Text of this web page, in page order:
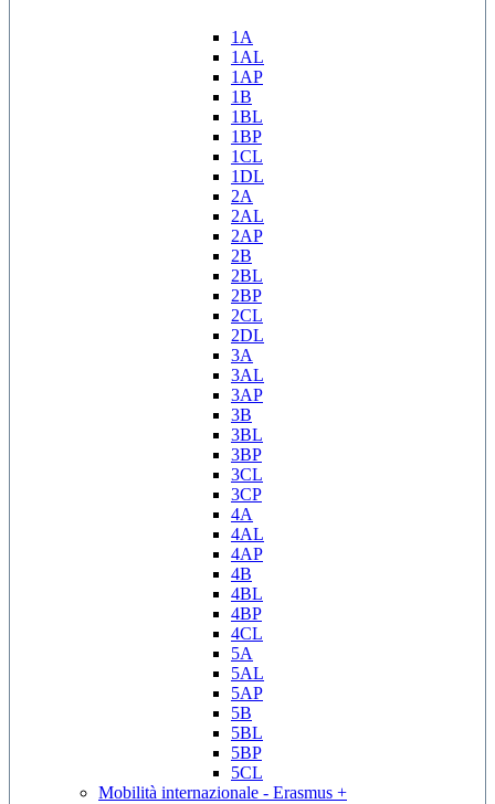
1A
1AL
1AP
1B
1BL
1BP
1CL
1DL
2A
2AL
2AP
2B
2BL
2BP
2CL
2DL
3A
3AL
3AP
3B
3BL
3BP
3CL
3CP
4A
4AL
4AP
4B
4BL
4BP
4CL
5A
5AL
5AP
5B
5BL
5BP
5CL
Mobilità internazionale - Erasmus +